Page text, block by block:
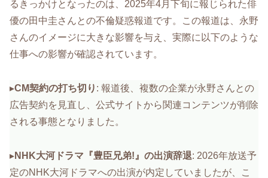
るきっかけとなったのは、2025年4月下旬に報じられた俳
優の田中圭さんとの不倫疑惑報道です。この報道は、永野
さんのイメージに大きな影響を与え、実際に以下のような
仕事への影響が確認されています。
▸CM契約の打ち切り : 報道後、複数の企業が永野さんとの
広告契約を見直し、公式サイトから関連コンテンツが削除
される事態となりました。
▸NHK大河ドラマ『豊臣兄弟!』の出演辞退: 2026年放送予
定のNHK大河ドラマへの出演が内定していましたが、こ